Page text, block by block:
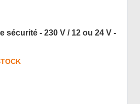
sécurité - 230 V / 12 ou 24 V -